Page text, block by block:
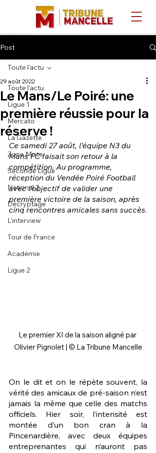
Post
Toute l'actu
Ligue 1
Mercato
La Gazette
Zone Mixte
Seconde Ligue
National 2
Décryptage
L'interview
Tour de France
Académie
Ligue 2
Toute l'actu
Le Mans/Le Poiré: une
première réussie pour la
réserve !
29 août 2022
Ce samedi 27 août, l’équipe N3 du
Mans FC faisait son retour à la
compétition. Au programme,
réception du Vendée Poiré Football
avec l’objectif de valider une
première victoire de la saison, après
cinq rencontres amicales sans succès.
Le premier XI de la saison aligné par
Olivier Pignolet | © La Tribune Mancelle
On le dit et on le répète souvent, la
vérité des amicaux de pré-saison n’est
jamais la même que celle des matchs
officiels. Hier soir, l’intensité est
montée d’un bon cran à la
Pincenardière, avec deux équipes
entreprenantes qui n’auront pas